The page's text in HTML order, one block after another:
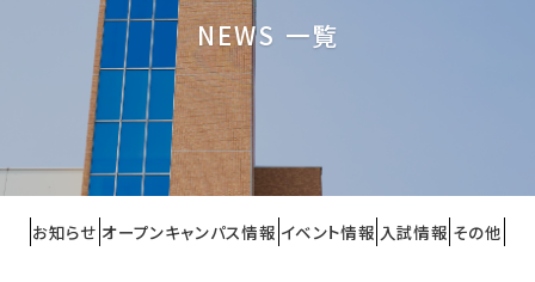
NEWS 一覧
お知らせ オープンキャンパス情報 イベント情報 入試情報 その他